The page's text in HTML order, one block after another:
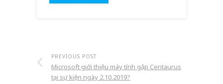
PREVIOUS POST
Microsoft giới thiệu máy tính gập Centaurus
tại sự kiện ngày 2.10.2019?